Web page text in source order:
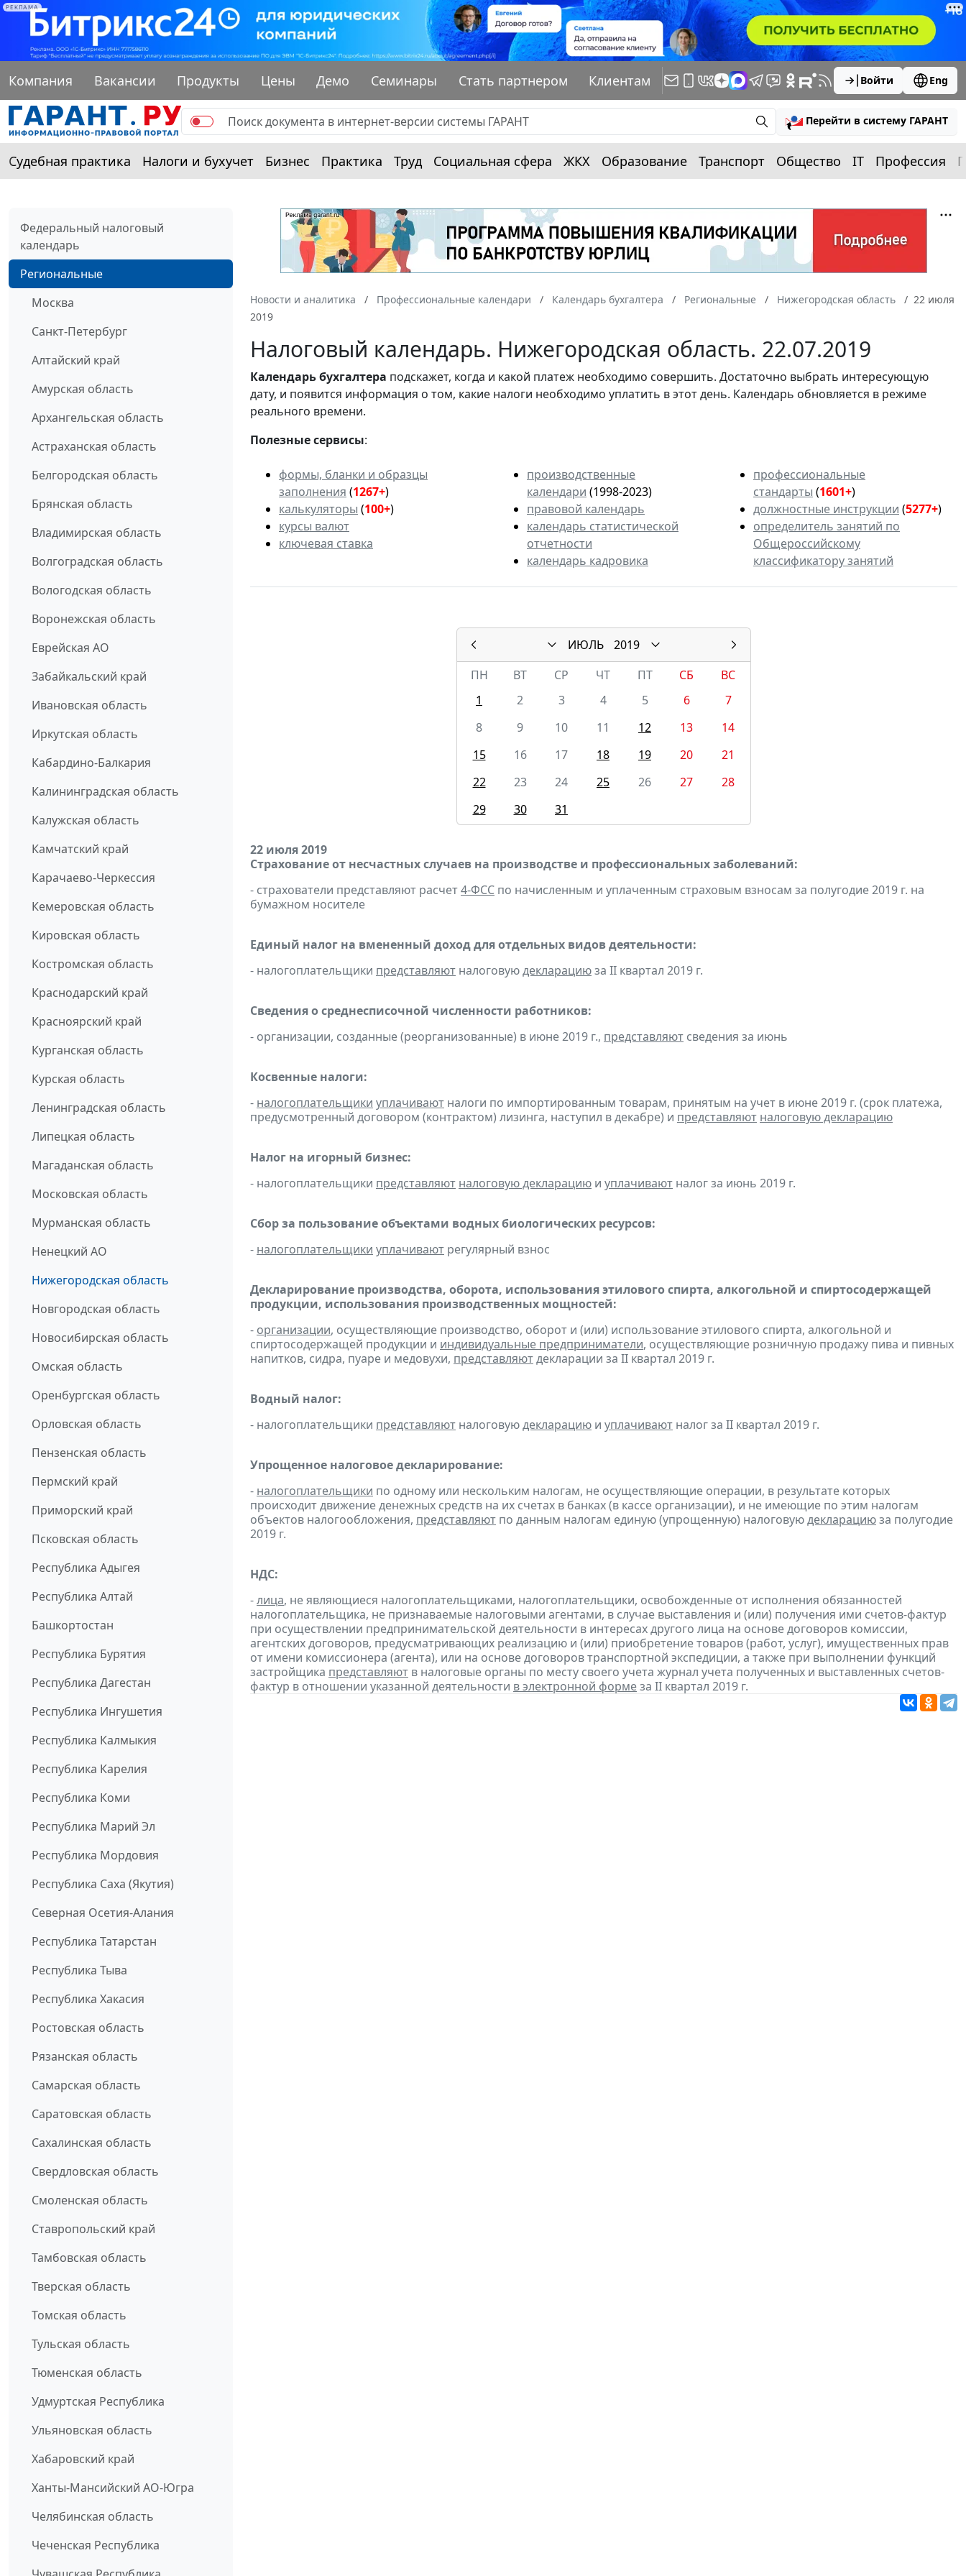
РЕКЛАМА
Компания Вакансии Продукты Цены Демо Семинары Стать партнером Клиентам Войти Eng
Перейти в систему ГАРАНТ
Судебная практика Налоги и бухучет Бизнес Практика Труд Социальная сфера ЖКХ Образование Транспорт Общество IT Профессия
Федеральный налоговый
календарь
Региональные
Москва
Санкт-Петербург
Алтайский край
Амурская область
Архангельская область
Астраханская область
Белгородская область
Брянская область
Владимирская область
Волгоградская область
Вологодская область
Воронежская область
Еврейская АО
Забайкальский край
Ивановская область
Иркутская область
Кабардино-Балкария
Калининградская область
Калужская область
Камчатский край
Карачаево-Черкессия
Кемеровская область
Кировская область
Костромская область
Краснодарский край
Красноярский край
Курганская область
Курская область
Ленинградская область
Липецкая область
Магаданская область
Московская область
Мурманская область
Ненецкий АО
Нижегородская область
Новгородская область
Новосибирская область
Омская область
Оренбургская область
Орловская область
Пензенская область
Пермский край
Приморский край
Псковская область
Республика Адыгея
Республика Алтай
Башкортостан
Республика Бурятия
Республика Дагестан
Республика Ингушетия
Республика Калмыкия
Республика Карелия
Республика Коми
Республика Марий Эл
Республика Мордовия
Республика Саха (Якутия)
Северная Осетия-Алания
Республика Татарстан
Республика Тыва
Республика Хакасия
Ростовская область
Рязанская область
Самарская область
Саратовская область
Сахалинская область
Свердловская область
Смоленская область
Ставропольский край
Тамбовская область
Тверская область
Томская область
Тульская область
Тюменская область
Удмуртская Республика
Ульяновская область
Хабаровский край
Ханты-Мансийский АО-Югра
Челябинская область
Чеченская Республика
Новости и аналитика Профессиональные календари Календарь бухгалтера Региональные Нижегородская область
22 июля
2019
Налоговый календарь. Нижегородская область. 22.07.2019
Календарьбухгалтера подскажет, когда и какой платеж необходимо совершить. Достаточно выбрать интересующую
дату, и появится информация о том, какие налоги необходимо уплатить в этот день. Календарь обновляется в режиме
реального времени.
Полезные сервисы:
формы, бланки и образцы
заполнения (1267+)
калькуляторы (100+)
курсы валют
ключевая ставка
производственные
календари (1998-2023)
правовой календарь
календарь статистической
отчетности
календарь кадровика
профессиональные
стандарты (1601+)
должностные инструкции (5277+)
определитель занятий по
Общероссийскому
классификатору занятий
ИЮЛЬ
2019
ПН
ВТ СР ЧТ ПТ СБ
ВС
1
2 3 4 5 6
7
8
9 10 11 12 13
14
15
16 17 18 19 20
21
22
23 24 25 26 27
28
29
30 31
22 июля 2019
Страхование от несчастных случаев на производстве и профессиональных заболеваний:
- страхователи представляют расчет4-ФСС по начисленным и уплаченным страховым взносам за полугодие 2019 г. на
бумажном носителе
Единый налог на вмененный доход для отдельных видов деятельности:
- налогоплательщики представляют налоговуюдекларациюза II квартал 2019 г.
Сведения о среднесписочной численности работников:
- организации, созданные (реорганизованные) в июне 2019 г., представляют сведения за июнь
Косвенные налоги:
- налогоплательщики уплачивают налоги по импортированным товарам, принятым на учет в июне 2019 г. (срок платежа,
предусмотренный договором (контрактом) лизинга, наступил в декабре) и представляют налоговую декларацию
Налог на игорный бизнес:
- налогоплательщики представляют налоговую декларацию и уплачивают налог за июнь 2019 г.
Сбор за пользование объектами водных биологических ресурсов:
- налогоплательщики уплачивают регулярный взнос
Декларирование производства, оборота, использования этилового спирта, алкогольной и спиртосодержащей
продукции, использования производственных мощностей:
- организации, осуществляющие производство, оборот и (или) использование этилового спирта, алкогольной и
спиртосодержащей продукции и индивидуальные предприниматели, осуществляющие розничную продажу пива и пивных
напитков, сидра, пуаре и медовухи, представляютдекларации за II квартал 2019 г.
Водный налог:
- налогоплательщики представляют налоговуюдекларацию и уплачивают налог за II квартал 2019 г.
Упрощенное налоговое декларирование:
- налогоплательщики по одному или нескольким налогам, не осуществляющие операции, в результате которых
происходит движение денежных средств на их счетах в банках (в кассе организации), и не имеющие по этим налогам
объектов налогообложения, представляют по данным налогам единую (упрощенную) налоговуюдекларациюза полугодие
2019 г.
НДС:
-лица, не являющиеся налогоплательщиками, налогоплательщики, освобожденные от исполнения обязанностей
налогоплательщика, не признаваемые налоговыми агентами, в случае выставления и (или) получения ими счетов-фактур
при осуществлении предпринимательской деятельности в интересах другого лица на основе договоров комиссии,
агентских договоров, предусматривающих реализацию и (или) приобретение товаров (работ, услуг), имущественных прав
от имени комиссионера (агента), или на основе договоров транспортной экспедиции, а также при выполнении функций
застройщика представляют в налоговые органы по месту своего учета журнал учета полученных и выставленных счетов-
фактур в отношении указанной деятельности в электронной формеза II квартал 2019 г.